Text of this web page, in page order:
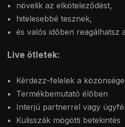
növelik az elköteleződést,
hitelesebbé tesznek,
és valós időben reagálhatsz
Live ötletek:
Kérdezz-felelek a
Termékbemutató élőben
Interjú partnerrel vagy
Kulisszák mögötti betekintés